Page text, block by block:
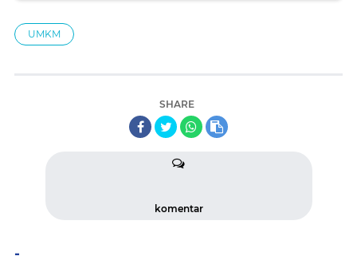
UMKM
SHARE
komentar
-